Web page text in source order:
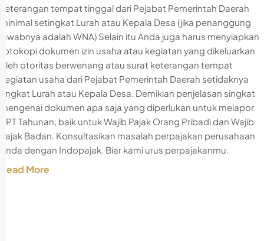
keterangan tempat tinggal dari Pejabat Pemerintah Daerah
minimal setingkat Lurah atau Kepala Desa (jika penanggung
jawabnya adalah WNA) Selain itu Anda juga harus menyiapkan
fotokopi dokumen izin usaha atau kegiatan yang dikeluarkan
oleh otoritas berwenang atau surat keterangan tempat
kegiatan usaha dari Pejabat Pemerintah Daerah setidaknya
tingkat Lurah atau Kepala Desa. Demikian penjelasan singkat
mengenai dokumen apa saja yang diperlukan untuk melapor
SPT Tahunan, baik untuk Wajib Pajak Orang Pribadi dan Wajib
Pajak Badan. Konsultasikan masalah perpajakan perusahaan
Anda dengan Indopajak. Biar kami urus perpajakanmu.
Read More